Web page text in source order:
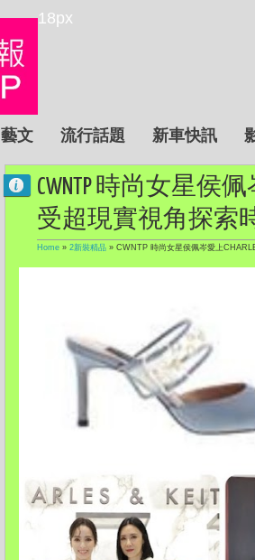
18px
藝文 流行話題 新車快訊
CWNTP 時尚女星侯佩
受超現實視角探索
Home » 2新裝精品 » CWNTP 時尚女星侯佩岑愛上